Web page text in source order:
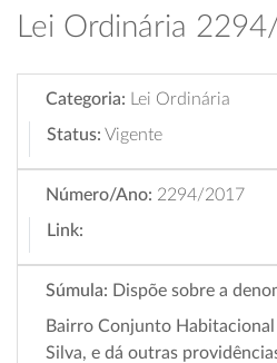
Lei Ordinária
Categoria:
Lei Ordinária
Status: Vigente
Número/Ano: 2294/2017
Link:
Súmula: Dispõe sobre a
Bairro Conjunto
Silva, e dá outras